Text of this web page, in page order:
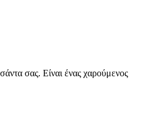
σας. Είναι ένας χαρούμενος